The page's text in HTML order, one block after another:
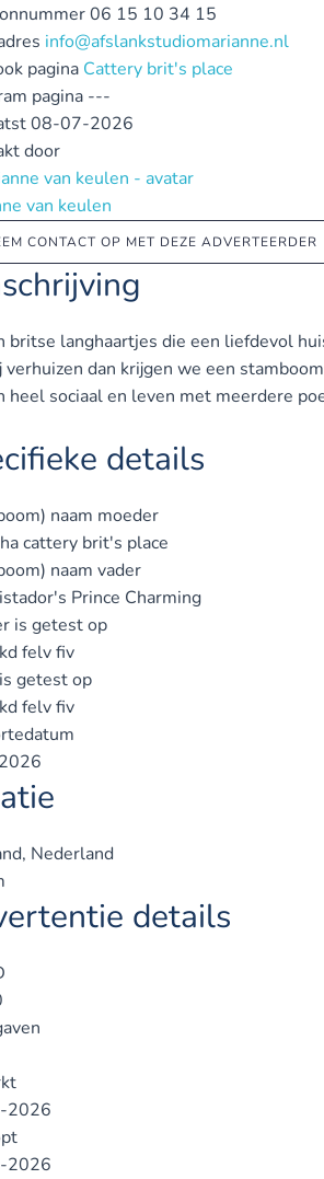
06 15 10 34 15
info@afslankstudiomarianne.nl
pagina Cattery brit's place
pagina ---
08-07-2026
door
van keulen
CONTACT OP MET DEZE ADVERTEERDER
britse langhaartjes die een liefdevol
dan krijgen we een
heel sociaal en leven met meerdere
details
naam moeder
cattery brit's place
naam vader
Prince Charming
is getest op
felv fiv
getest op
felv fiv
Nederland
details
2026
2026